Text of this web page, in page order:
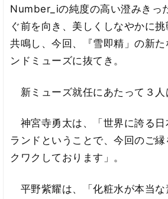
Number_iの純度の高い澄みきっ
ぐ前を向き、美しくしなやかに
共鳴し、今回、『雪即精」の新た
ンドミューズに抜てき。
新ミューズ就任にあたって３人
神宮寺勇太は、「世界に誇る日
ランドということで、今回のご
クワクしております」。
平野紫耀は、「化粧水が本当な